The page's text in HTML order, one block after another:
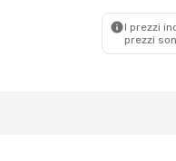
I prezzi
prezzi